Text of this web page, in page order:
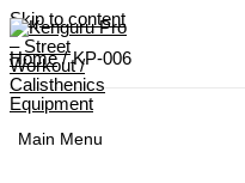
Skip to content
Main Menu
Home KP-006